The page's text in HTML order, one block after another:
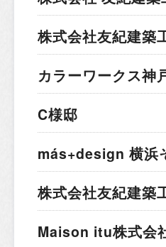
株式会社友紀建
カラーワークス
C様邸
más+design 横浜
株式会社友紀建
Maison itu株式会